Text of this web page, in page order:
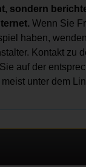
sondern
Wenn Sie
haben,
Kontakt zu
auf der
unter dem